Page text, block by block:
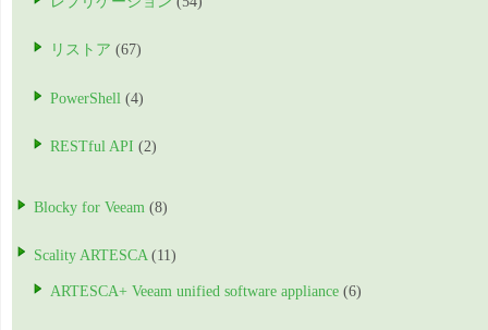
リストア (67)
PowerShell (4)
RESTful API (2)
Blocky for Veeam (8)
Scality ARTESCA (11)
ARTESCA+ Veeam unified software appliance (6)